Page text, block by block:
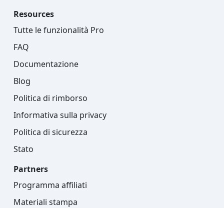
Resources
Tutte le funzionalità Pro
FAQ
Documentazione
Blog
Politica di rimborso
Informativa sulla privacy
Politica di sicurezza
Stato
Partners
Programma affiliati
Materiali stampa